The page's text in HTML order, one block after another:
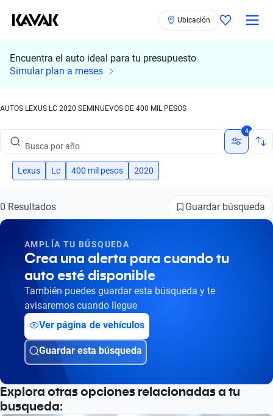
Ubicación
Encuentra el auto ideal para tu presupuesto
Simular plan a meses
AUTOS LEXUS LC 2020 SEMINUEVOS DE 400 MIL PESOS
Busca por marca
Busca por año
Busca por marca
Busca por versión
Busca por año
4
Lexus Lc 400 mil pesos 2020
0 Resultados Guardar búsqueda
AMPLÍA TU BÚSQUEDA
Crea una alerta para cuando tu
auto esté disponible
También puedes guardar esta búsqueda y te
avisaremos cuando llegue
Ver página de vehículos
Guardar esta búsqueda
Explora otras opciones relacionadas a tu
busqueda: